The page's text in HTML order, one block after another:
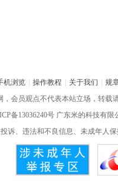
机浏览 操作教程 关于我们 规
，会员观点不代表本站立场，转
备13036240号广东米的科技有限
诉、违法和不良信息、未成年人保